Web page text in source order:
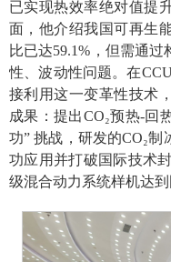
已实现热效率绝对值提
面，他介绍我国可再生
比已达59.1%，但需通
性、波动性问题。在
接利用这一变革性技术
成果：提出CO₂预热-回
功” 挑战，研发的CO₂
功应用并打破国际技术
级混合动力系统样机达到